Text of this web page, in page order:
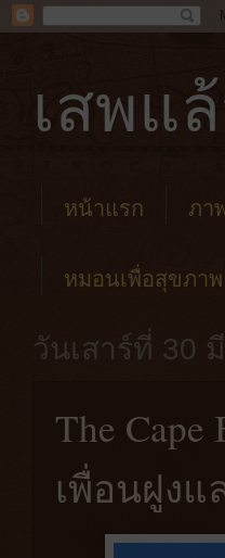
เสพแ
หน้าแรก ภา
หมอนเพื่อสุขภาพ
วันเสาร์ที่ 30
The
เพื่อนฝูง